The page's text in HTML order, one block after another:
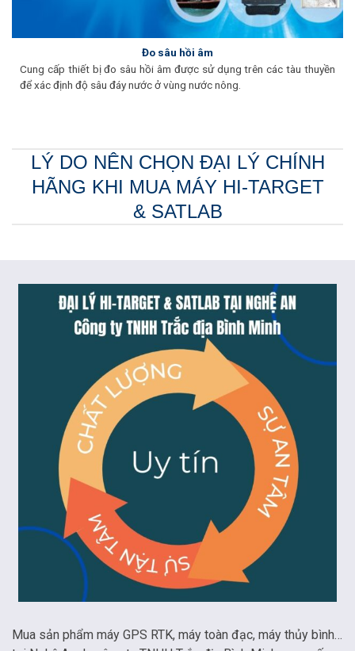
Đo sâu hồi âm
Cung cấp thiết bị đo sâu hồi âm được sử dụng trên các tàu thuyền
để xác định độ sâu đáy nước ở vùng nước nông.
LÝ DO NÊN CHỌN ĐẠI LÝ CHÍNH
HÃNG KHI MUA MÁY HI-TARGET
& SATLAB
Mua sản phẩm máy GPS RTK, máy toàn đạc, máy thủy bình…